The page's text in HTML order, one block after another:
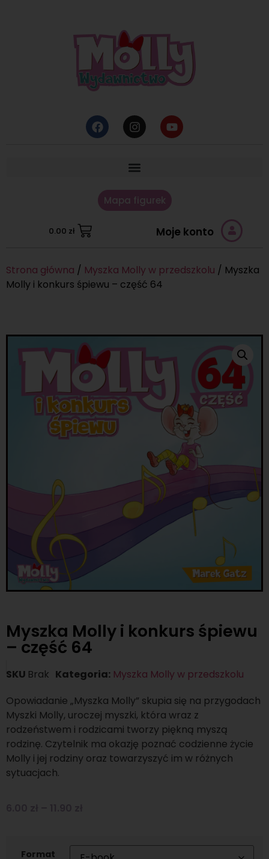
Mapa figurek
0.00 zł Moje konto
Strona główna / Myszka Molly w przedszkolu / Myszka
Molly i konkurs śpiewu – część 64
Myszka Molly i konkurs śpiewu
– część 64
SKU Brak Kategoria: Myszka Molly w przedszkolu
Opowiadanie „Myszka Molly” skupia się na przygodach
Myszki Molly, uroczej myszki, która wraz z
rodzeństwem i rodzicami tworzy piękną myszą
rodzinę. Czytelnik ma okazję poznać codzienne życie
Molly i jej rodziny oraz towarzyszyć im w różnych
sytuacjach.
Format